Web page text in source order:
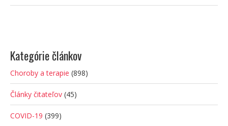
Kategórie článkov
Choroby a terapie (898)
Články čitateľov (45)
COVID-19 (399)